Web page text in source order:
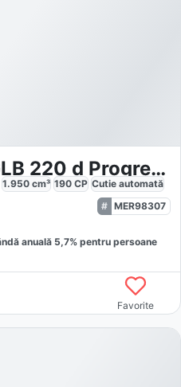
Mercedes-Benz GLB 220 d Progressive Fahrass-P. Pano AHK 360°
1.950 cm³ 190 CP Cutie automată
MER98307
anuală 5,7% pentru persoane
Favorite